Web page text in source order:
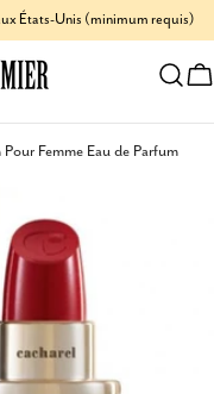
États-Unis (minimum requis)
Pour Femme Eau de Parfum